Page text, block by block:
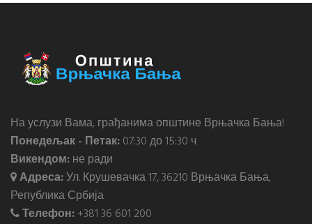
На услузи Вама, грађанима општине Врњачка Бања!
Понедељак - Петак:07:30 до 15:30 ч
Викендом:не ради
Адреса:Ул. Крушевачка 17, 36210 Врњачка Бања,
Република Србија
Телефон:+381 36 601 200